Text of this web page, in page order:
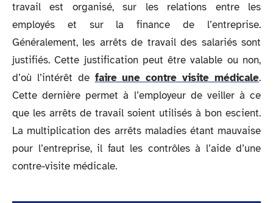
travail est organisé, sur les relations entre les
employés et sur la finance de l’entreprise.
Généralement, les arrêts de travail des salariés sont
justifiés. Cette justification peut être valable ou non,
d’où l’intérêt de faire une contre visite médicale.
Cette dernière permet à l’employeur de veiller à ce
que les arrêts de travail soient utilisés à bon escient.
La multiplication des arrêts maladies étant mauvaise
pour l’entreprise, il faut les contrôles à l’aide d’une
contre-visite médicale.